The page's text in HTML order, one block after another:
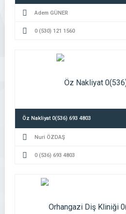
Adem GÜNER
0 (530) 121 1560
Öz Nakliyat 0(536) 693 4803
Nuri ÖZDAŞ
0 (536) 693 4803